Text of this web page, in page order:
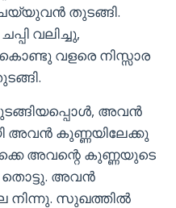
തുടങ്ങി.
വലിച്ചു,
വളരെ നിസ്സാര
അവൻ
അവൻ കുണ്ണയിലേക്കു
അവന്റെ കുണ്ണയുടെ
അവൻ
നിന്നു. സുഖത്തിൽ